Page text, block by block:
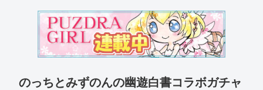
のっちとみずのんの幽遊白書コラボガチャ